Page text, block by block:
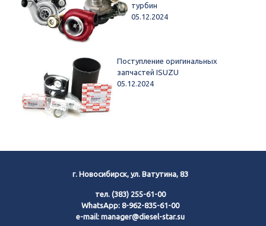
турбин
05.12.2024
Поступление оригинальных
запчастей ISUZU
05.12.2024
г. Новосибирск, ул. Ватутина, 83
тел. (383) 255-61-00
WhatsApp: 8-962-835-61-00
e-mail: manager@diesel-star.su